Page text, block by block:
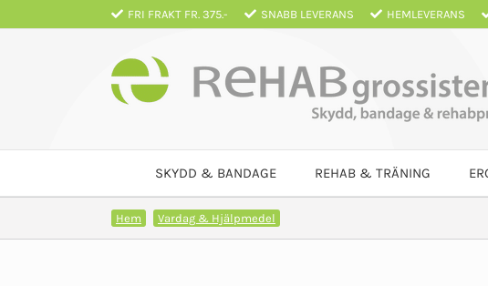
FRI FRAKT FR. 375.- SNABB LEVERANS HEMLEVERANS
SKYDD & BANDAGE REHAB & TRÄNING
Hem Vardag & Hjälpmedel